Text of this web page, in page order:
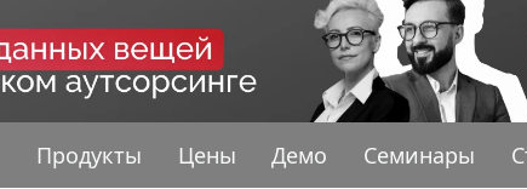
Продукты Цены Демо Семинары